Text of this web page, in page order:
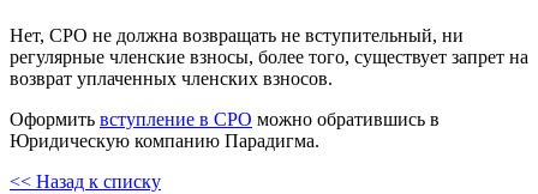
Нет, СРО не должна возвращать не вступительный, ни
регулярные членские взносы, более того, существует запрет на
возврат уплаченных членских взносов.
Оформить вступление в СРО можно обратившись в
Юридическую компанию Парадигма.
<< Назад к списку